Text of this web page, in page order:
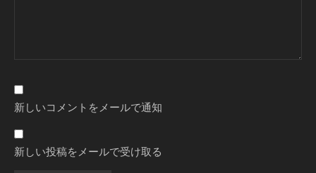
新しいコメントをメールで通知
新しい投稿をメールで受け取る